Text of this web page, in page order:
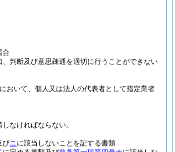
合
判断及び意思疎通を適切に行うことができない
おいて、個人又は法人の代表者として指定業者
なければならない。
びニに該当しないことを証する書類